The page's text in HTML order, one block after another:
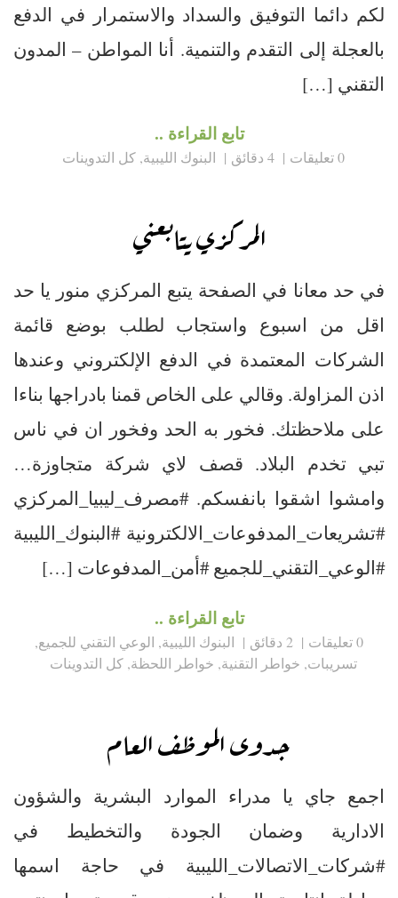
لكم دائما التوفيق والسداد والاستمرار في الدفع
بالعجلة إلى التقدم والتنمية. أنا المواطن – المدون
التقني […]
تابع القراءة ..
0 تعليقات 4 دقائق البنوك الليبية, كل التدوينات
المركزي يتابعني
في حد معانا في الصفحة يتبع المركزي منور يا حد
اقل من اسبوع واستجاب لطلب بوضع قائمة
الشركات المعتمدة في الدفع الإلكتروني وعندها
اذن المزاولة. وقالي على الخاص قمنا بادراجها بناءا
على ملاحظتك. فخور به الحد وفخور ان في ناس
تبي تخدم البلاد. قصف لاي شركة متجاوزة…
وامشوا اشقوا بانفسكم. #مصرف_ليبيا_المركزي
#تشريعات_المدفوعات_الالكترونية #البنوك_الليبية
#الوعي_التقني_للجميع #أمن_المدفوعات […]
تابع القراءة ..
0 تعليقات 2 دقائق البنوك الليبية, الوعي التقني للجميع,
تسريبات, خواطر التقنية, خواطر اللحظة, كل التدوينات
جدوى الموظف العام
اجمع جاي يا مدراء الموارد البشرية والشؤون
الادارية وضمان الجودة والتخطيط في
#شركات_الاتصالات_الليبية في حاجة اسمها